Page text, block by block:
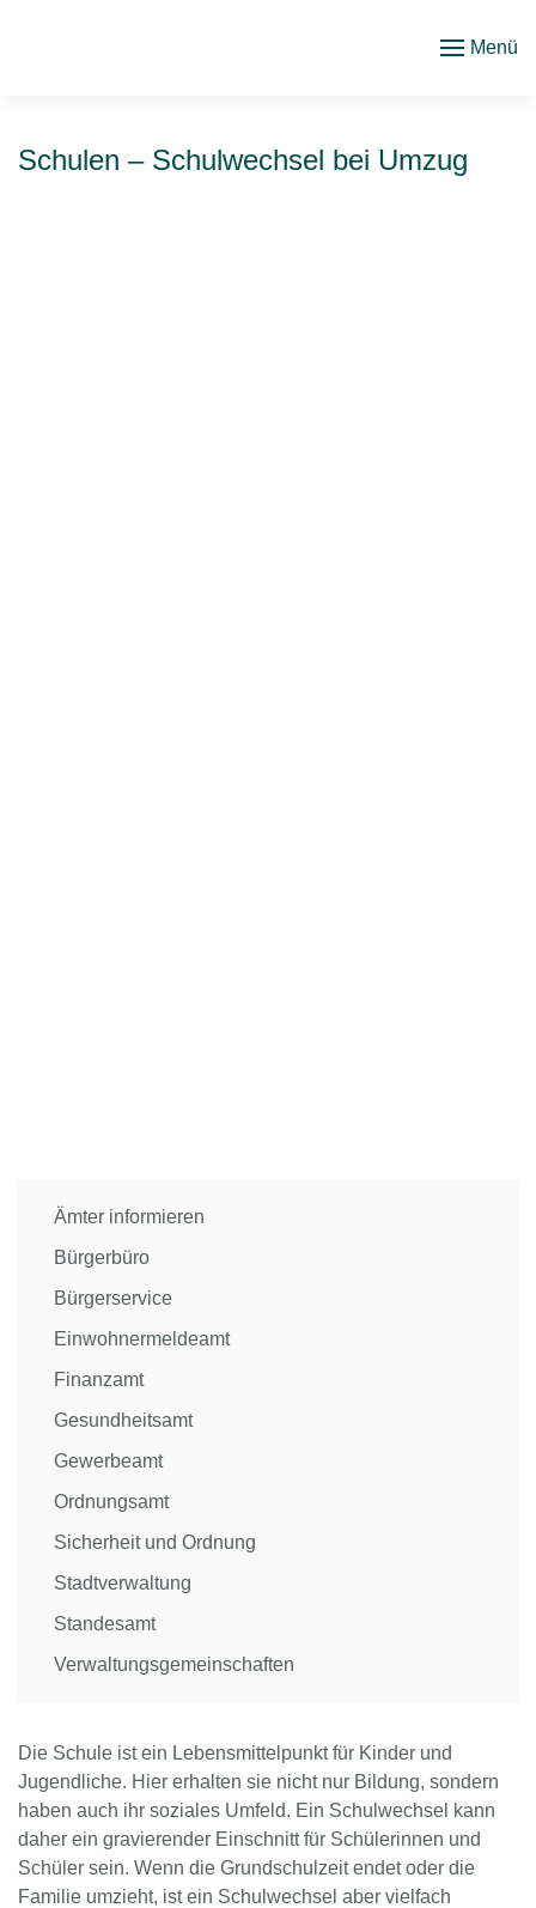
Menü
Schulen – Schulwechsel bei Umzug
Ämter informieren
Bürgerbüro
Bürgerservice
Einwohnermeldeamt
Finanzamt
Gesundheitsamt
Gewerbeamt
Ordnungsamt
Sicherheit und Ordnung
Stadtverwaltung
Standesamt
Verwaltungsgemeinschaften
Die Schule ist ein Lebensmittelpunkt für Kinder und
Jugendliche. Hier erhalten sie nicht nur Bildung, sondern
haben auch ihr soziales Umfeld. Ein Schulwechsel kann
daher ein gravierender Einschnitt für Schülerinnen und
Schüler sein. Wenn die Grundschulzeit endet oder die
Familie umzieht, ist ein Schulwechsel aber vielfach